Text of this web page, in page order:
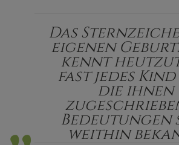
„
Das
eigenen
kennt
fast jedes
die ihnen
Bedeutungen
weithin